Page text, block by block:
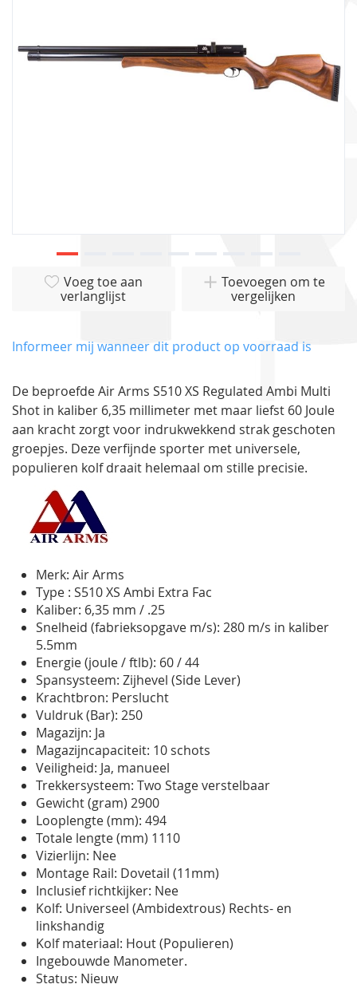
van
gallerij
Voeg toe aan
verlanglijst
Toevoegen om te
vergelijken
Informeer mij wanneer dit product op voorraad is
De beproefde Air Arms S510 XS Regulated Ambi Multi
Shot in kaliber 6,35 millimeter met maar liefst 60 Joule
aan kracht zorgt voor indrukwekkend strak geschoten
groepjes. Deze verfijnde sporter met universele,
populieren kolf draait helemaal om stille precisie.
Merk: Air Arms
Type : S510 XS Ambi Extra Fac
Kaliber: 6,35 mm / .25
Snelheid (fabrieksopgave m/s): 280 m/s in kaliber
5.5mm
Energie (joule / ftlb): 60 / 44
Spansysteem: Zijhevel (Side Lever)
Krachtbron: Perslucht
Vuldruk (Bar): 250
Magazijn: Ja
Magazijncapaciteit: 10 schots
Veiligheid: Ja, manueel
Trekkersysteem: Two Stage verstelbaar
Gewicht (gram) 2900
Looplengte (mm): 494
Totale lengte (mm) 1110
Vizierlijn: Nee
Montage Rail: Dovetail (11mm)
Inclusief richtkijker: Nee
Kolf: Universeel (Ambidextrous) Rechts- en
linkshandig
Kolf materiaal: Hout (Populieren)
Ingebouwde Manometer.
Status: Nieuw